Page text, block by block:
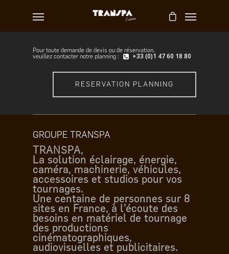
Pour toute demande de devis ou de réservation,
veuillez contacter notre planning :
+33 (0)1 47 60 18 80
RESERVATION PLANNING
GROUPE TRANSPA
TRANSPA,
La solution éclairage, énergie,
caméra, machinerie, véhicules,
accessoires et studios pour vos
tournages.
Une centaine de personnes sur 8
sites en France, à l’écoute des
besoins en matériel de tournage
des productions
cinématographiques,
audiovisuelles et publicitaires.